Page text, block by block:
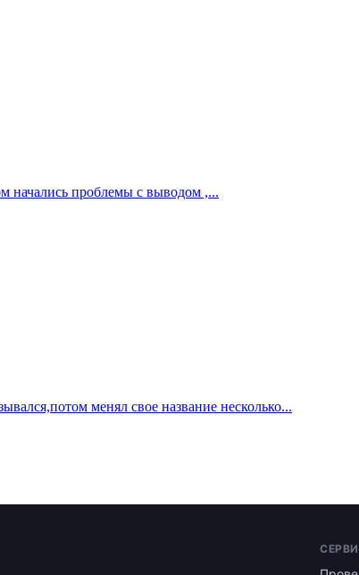
начались проблемы с выводом ,...
менял свое название несколько...